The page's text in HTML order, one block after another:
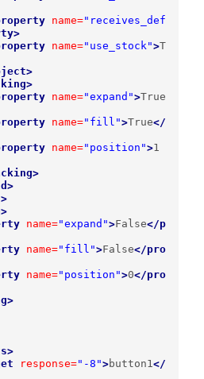
name="receives_def
name="use_stock">T
name="expand">True
name="fill">True</
name="position">1
name="expand">False</p
name="fill">False</pro
name="position">0</pro
response="-8">button1 </